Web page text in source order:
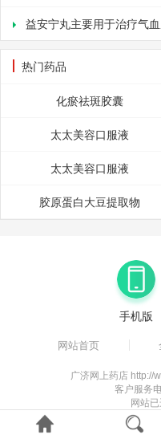
的由来。金银花品种较多，
参含片怎么保存?过期还能用
花旗参又名花旗参，是一种名
的热量也少，故可达到减肥
处?螺旋藻(Spirulina)是一类
针叶樱桃浓缩物，不含合成
要服用天然维生素c咀嚼片?
益安宁丸主要用于治疗气
寒肢冷、手足麻木，对失眠
热门药品
化瘀祛斑胶囊
太太美容口服液
太太美容口服液
胶原蛋白大豆提取物
手机版
网站首页
广济网上药店 http://
客户服务
网站